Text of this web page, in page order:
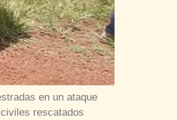
en un ataque
rescatados